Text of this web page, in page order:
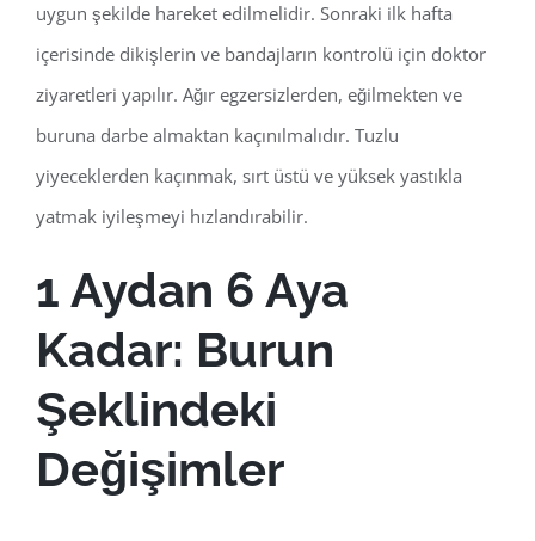
uygun şekilde hareket edilmelidir. Sonraki ilk hafta
içerisinde dikişlerin ve bandajların kontrolü için doktor
ziyaretleri yapılır. Ağır egzersizlerden, eğilmekten ve
buruna darbe almaktan kaçınılmalıdır. Tuzlu
yiyeceklerden kaçınmak, sırt üstü ve yüksek yastıkla
yatmak iyileşmeyi hızlandırabilir.
1 Aydan 6 Aya
Kadar: Burun
Şeklindeki
Değişimler